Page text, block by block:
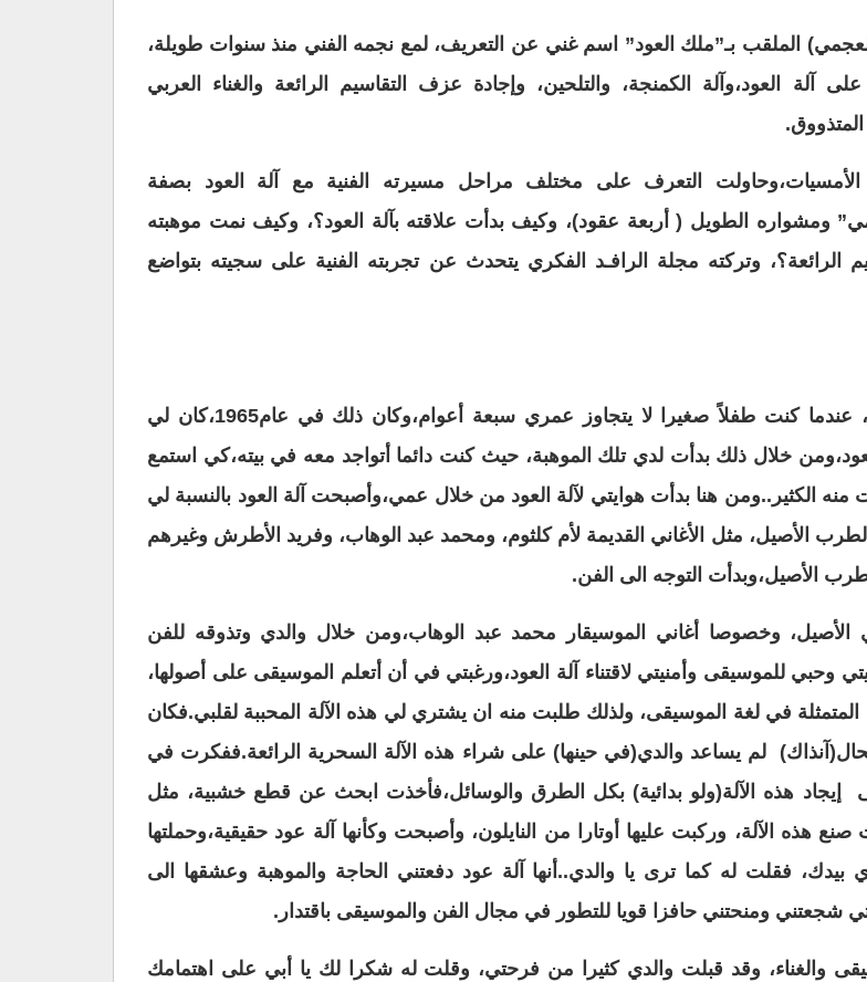
الملقب بـ”ملك العود” اسم غني عن التعريف، لمع نجمه الفني منذ سنوات طويلة،
آلة العود،وآلة الكمنجة، والتلحين، وإجادة عزف التقاسيم الرائعة والغناء العربي
التعرف على مختلف مراحل مسيرته الفنية مع آلة العود بصفة
ومشواره الطويل ( أربعة عقود)، وكيف بدأت علاقته بآلة العود؟، وكيف نمت موهبته
الرائعة؟، وتركته مجلة الرافـد الفكري يتحدث عن تجربته الفنية على سجيته بتواضع
” بدأت مسيرتي الفنية مع آلة العود منذ طفولتي المبكرة، عندما كنت طفلاً صغيرا لا يتجاوز عمري سبعة أعوام،وكان ذلك في عام1965،كان لي
خلال ذلك بدأت لدي تلك الموهبة، حيث كنت دائما أتواجد معه في بيته،كي استمع
الكثير..ومن هنا بدأت هوايتي لآلة العود من خلال عمي،وأصبحت آلة العود بالنسبة لي
الأصيل، مثل الأغاني القديمة لأم كلثوم، ومحمد عبد الوهاب، وفريد الأطرش وغيرهم
الأصيل،وبدأت التوجه الى الفن.
وخصوصا أغاني الموسيقار محمد عبد الوهاب،ومن خلال والدي وتذوقه للفن
وحبي للموسيقى وأمنيتي لاقتناء آلة العود،ورغبتي في أن أتعلم الموسيقى على أصولها،
المتمثلة في لغة الموسيقى، ولذلك طلبت منه ان يشتري لي هذه الآلة المحببة لقلبي.فكان
لم يساعد والدي(في حينها) على شراء هذه الآلة السحرية الرائعة.ففكرت في
هذه الآلة(ولو بدائية) بكل الطرق والوسائل،فأخذت ابحث عن قطع خشبية، مثل
الآلة، وركبت عليها أوتارا من النايلون، وأصبحت وكأنها آلة عود حقيقية،وحملتها
بيدك، فقلت له كما ترى يا والدي..أنها آلة عود دفعتني الحاجة والموهبة وعشقها الى
شجعتني ومنحتني حافزا قويا للتطور في مجال الفن والموسيقى باقتدار.
والغناء، وقد قبلت والدي كثيرا من فرحتي، وقلت له شكرا لك يا أبي على اهتمامك